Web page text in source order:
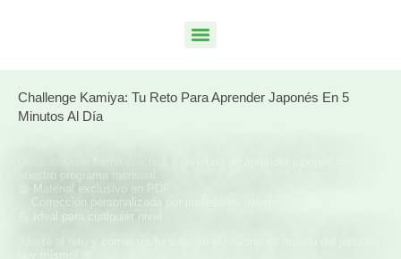
Challenge Kamiya: Tu Reto Para Aprender Japonés En 5
Minutos Al Día
📖 Material exclusivo en PDF
✅ Corrección personalizada por profesores nativos
💪 Ideal para cualquier nivel